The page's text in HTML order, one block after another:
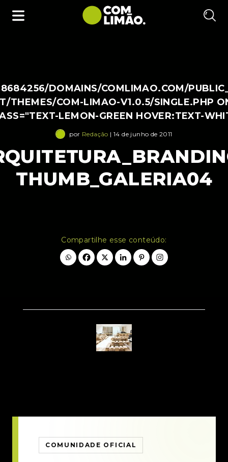
DOMAINS/COMLIMAO.COM/
THEMES/COM-LIMAO-V1.0.5/SINGLE.PHP
LEMON-GREEN HOVER:TEXT-
por Redação | 14 de junho de 2011
THUMB_GALERIA04
Compartilhe esse conteúdo:
COMUNIDADE OFICIAL